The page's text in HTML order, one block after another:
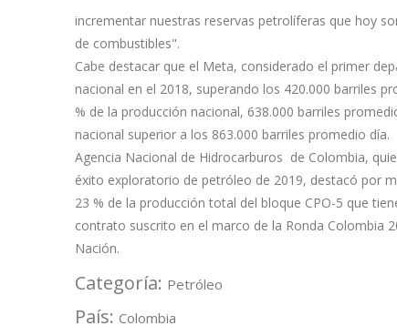
incrementar nuestras reservas petrolíferas que hoy
de combustibles".
Cabe destacar que el Meta, considerado el primer
nacional en el 2018, superando los 420.000 barriles
% de la producción nacional, 638.000 barriles
nacional superior a los 863.000 barriles promedio día.
Agencia Nacional de Hidrocarburos de Colombia,
éxito exploratorio de petróleo de 2019, destacó por
23 % de la producción total del bloque CPO-5 que
contrato suscrito en el marco de la Ronda Colombia
Nación.
Categoría: Petróleo
País: Colombia